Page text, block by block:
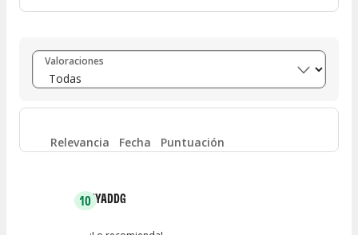
Entre 8 y 10 (6)
Entre 6 y 8 (2)
Entre 4 y 6 1
Valoraciones
Relevancia Fecha Puntuación
10JYADDG